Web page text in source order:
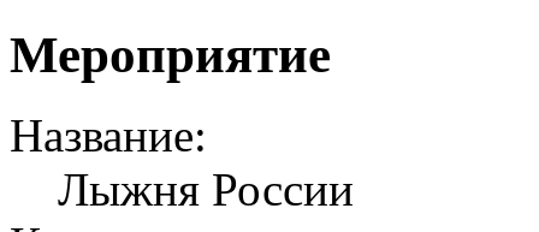
Мероприятие
Название:
Лыжня России